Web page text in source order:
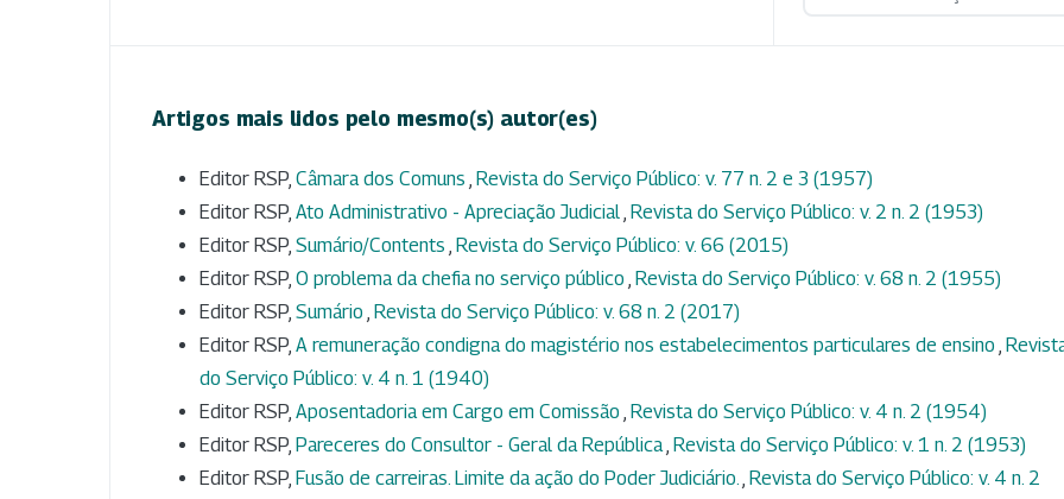
Artigos mais lidos pelo mesmo(s) autor(es)
Editor RSP, Câmara dos Comuns , Revista do Serviço Público: v. 77 n. 2 e 3 (1957)
Editor RSP, Ato Administrativo - Apreciação Judicial, Revista do Serviço Público: v. 2 n. 2 (1953)
Editor RSP, Sumário/Contents , Revista do Serviço Público: v. 66 (2015)
Editor RSP, O problema da chefia no serviço público , Revista do Serviço Público: v. 68 n. 2 (1955)
Editor RSP, Sumário , Revista do Serviço Público: v. 68 n. 2 (2017)
Editor RSP, A remuneração condigna do magistério nos estabelecimentos particulares de ensino ,
do Serviço Público: v. 4 n. 1 (1940)
Editor RSP, Aposentadoria em Cargo em Comissão , Revista do Serviço Público: v. 4 n. 2 (1954)
Editor RSP, Pareceres do Consultor - Geral da República, Revista do Serviço Público: v. 1 n. 2 (1953)
Editor RSP, Fusão de carreiras. Limite da ação do Poder Judiciário., Revista do Serviço Público: v. 4 n. 2